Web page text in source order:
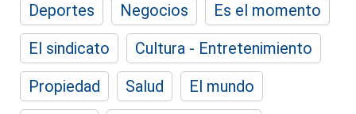
Deportes
Negocios
Es el momento
El sindicato
Cultura - Entretenimiento
Propiedad
Salud
El mundo